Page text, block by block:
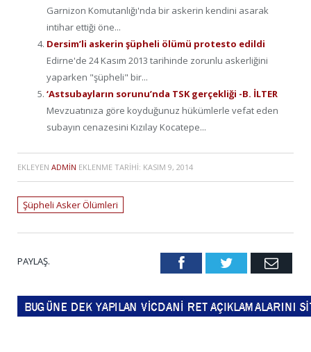
Garnizon Komutanlığı'nda bir askerin kendini asarak
intihar ettiği öne...
Dersim’li askerin şüpheli ölümü protesto edildi
Edirne'de 24 Kasım 2013 tarihinde zorunlu askerliğini
yaparken "şüpheli" bir...
‘Astsubayların sorunu’nda TSK gerçekliği -B. İLTER
Mevzuatınıza göre koyduğunuz hükümlerle vefat eden
subayın cenazesini Kızılay Kocatepe...
EKLEYEN ADMIN EKLENME TARIHI: KASIM 9, 2014
Şüpheli Asker Ölümleri
PAYLAŞ. FacebookTwitter Email